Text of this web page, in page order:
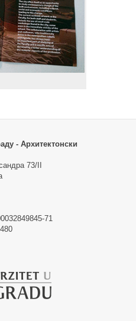
- Архитектонски
73/II
71